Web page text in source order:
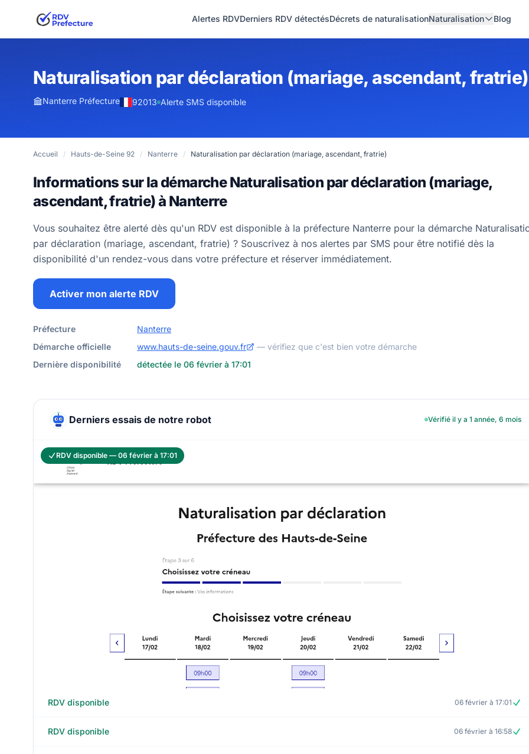
Alertes RDVDerniers RDV détectésDécrets de naturalisationNaturalisation Blog
Naturalisation par déclaration (mariage, ascendant, fratrie)
Nanterre Préfecture 92013 Alerte SMS disponible
Accueil / Hauts-de-Seine 92 / Nanterre / Naturalisation par déclaration (mariage, ascendant, fratrie)
Informations sur la démarche Naturalisation par déclaration (mariage,
ascendant, fratrie) à Nanterre
Vous souhaitez être alerté dès qu'un RDV est disponible à la préfecture Nanterre pour la démarche
par déclaration (mariage, ascendant, fratrie) ? Souscrivez à nos alertes par SMS pour être notifié dès la
disponibilité d'un rendez-vous dans votre préfecture et réserver immédiatement.
Activer mon alerte RDV
Préfecture
Nanterre
Démarche officielle
www.hauts-de-seine.gouv.fr
— vérifiez que c'est bien votre démarche
Dernière disponibilité
détectée le 06 février à 17:01
Derniers essais de notre robot Vérifié il y a 1 année, 6 mois
RDV disponible — 06 février à 17:01
RDV disponible 06 février à 17:01
RDV disponible 06 février à 16:58